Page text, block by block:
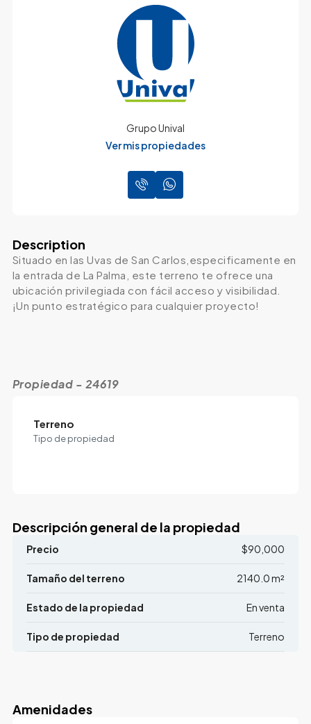
Grupo Unival
Ver mis propiedades
Description
Situado en las Uvas de San Carlos,especificamente en
la entrada de La Palma, este terreno te ofrece una
ubicación privilegiada con fácil acceso y visibilidad.
¡Un punto estratégico para cualquier proyecto!
Propiedad - 24619
Terreno
Tipo de propiedad
Descripción general de la propiedad
Precio $90,000
Tamaño del terreno 2140.0 m²
Estado de la propiedad En venta
Tipo de propiedad Terreno
Amenidades